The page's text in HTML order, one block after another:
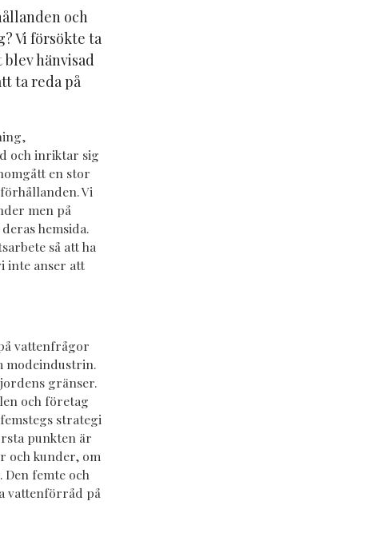
och
Vi försökte ta
hänvisad
ta reda på
och inriktar sig
en stor
Vi
men på
hemsida.
så att ha
inte anser att
vattenfrågor
modeindustrin.
gränser.
och företag
strategi
punkten är
och kunder, om
femte och
vattenförråd på